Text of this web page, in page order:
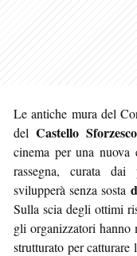
Le antiche mura del
del Castello Sforzesco
cinema per una
rassegna, curata
svilupperà senza sosta
Sulla scia degli ottimi
gli organizzatori hanno
strutturato per